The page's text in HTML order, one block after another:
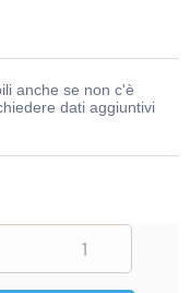
anche se non c'è
dati aggiuntivi